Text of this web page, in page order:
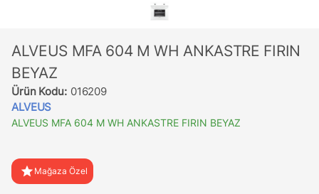
ALVEUS MFA 604 M WH ANKASTRE FIRIN
BEYAZ
Ürün Kodu: 016209
ALVEUS
ALVEUS MFA 604 M WH ANKASTRE FIRIN BEYAZ
star Mağaza Özel